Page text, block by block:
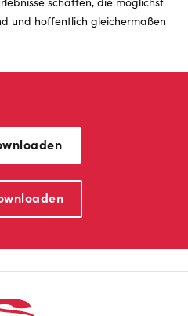
und hoffentlich gleichermaßen